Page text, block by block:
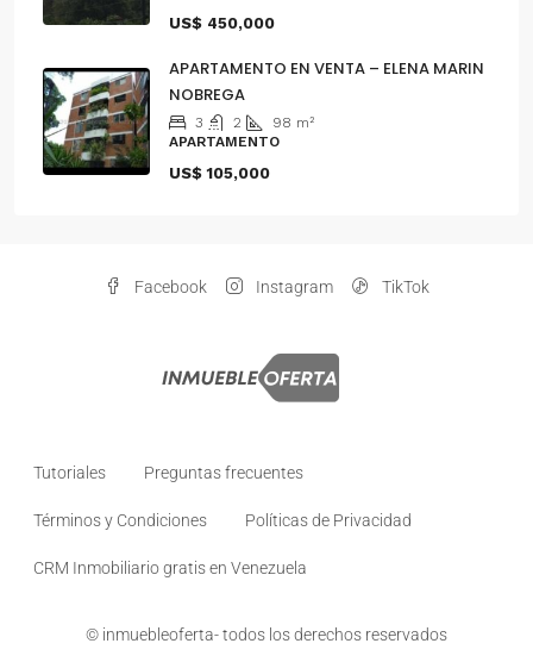
US$ 450,000
APARTAMENTO EN VENTA – ELENA MARIN
NOBREGA
3 2 98 m²
APARTAMENTO
US$ 105,000
Facebook Instagram TikTok
Tutoriales Preguntas frecuentes
Términos y Condiciones Políticas de Privacidad
CRM Inmobiliario gratis en Venezuela
© inmuebleoferta- todos los derechos reservados